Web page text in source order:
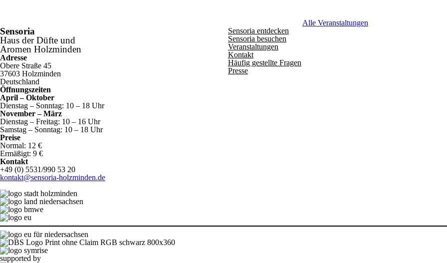
Alle Veranstaltungen
Sensoria
Haus der Düfte und
Aromen Holzminden
Adresse
Obere Straße 45
37603 Holzminden
Deutschland
Öffnungszeiten
April – Oktober
Dienstag – Sonntag: 10 – 18 Uhr
November – März
Dienstag – Freitag: 10 – 16 Uhr
Samstag – Sonntag: 10 – 18 Uhr
Preise
Normal: 12 €
Ermäßigt: 9 €
Kontakt
+49 (0) 5531/990 53 20
kontakt@sensoria-holzminden.de
Sensoria entdecken
Sensoria besuchen
Veranstaltungen
Kontakt
Häufig gestellte Fragen
Presse
supported by